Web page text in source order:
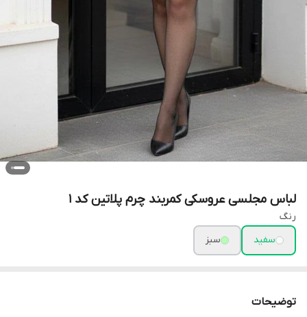
لباس مجلسی عروسکی کمربند چرم پلاتین کد 1
رنگ
سفید
سبز
توضیحات